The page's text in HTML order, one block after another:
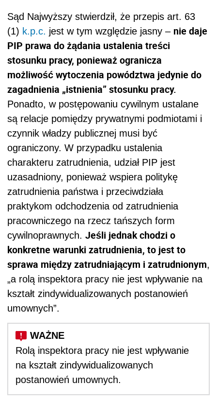
Sąd Najwyższy stwierdził, że przepis art. 63
(1) k.p.c. jest w tym względzie jasny – nie daje
PIP prawa do żądania ustalenia treści
stosunku pracy, ponieważ ogranicza
możliwość wytoczenia powództwa jedynie do
zagadnienia „istnienia” stosunku pracy.
Ponadto, w postępowaniu cywilnym ustalane
są relacje pomiędzy prywatnymi podmiotami i
czynnik władzy publicznej musi być
ograniczony. W przypadku ustalenia
charakteru zatrudnienia, udział PIP jest
uzasadniony, ponieważ wspiera politykę
zatrudnienia państwa i przeciwdziała
praktykom odchodzenia od zatrudnienia
pracowniczego na rzecz tańszych form
cywilnoprawnych. Jeśli jednak chodzi o
konkretne warunki zatrudnienia, to jest to
sprawa między zatrudniającym i zatrudnionym,
„a rolą inspektora pracy nie jest wpływanie na
kształt zindywidualizowanych postanowień
umownych”.
Rolą inspektora pracy nie jest wpływanie
na kształt zindywidualizowanych
postanowień umownych.